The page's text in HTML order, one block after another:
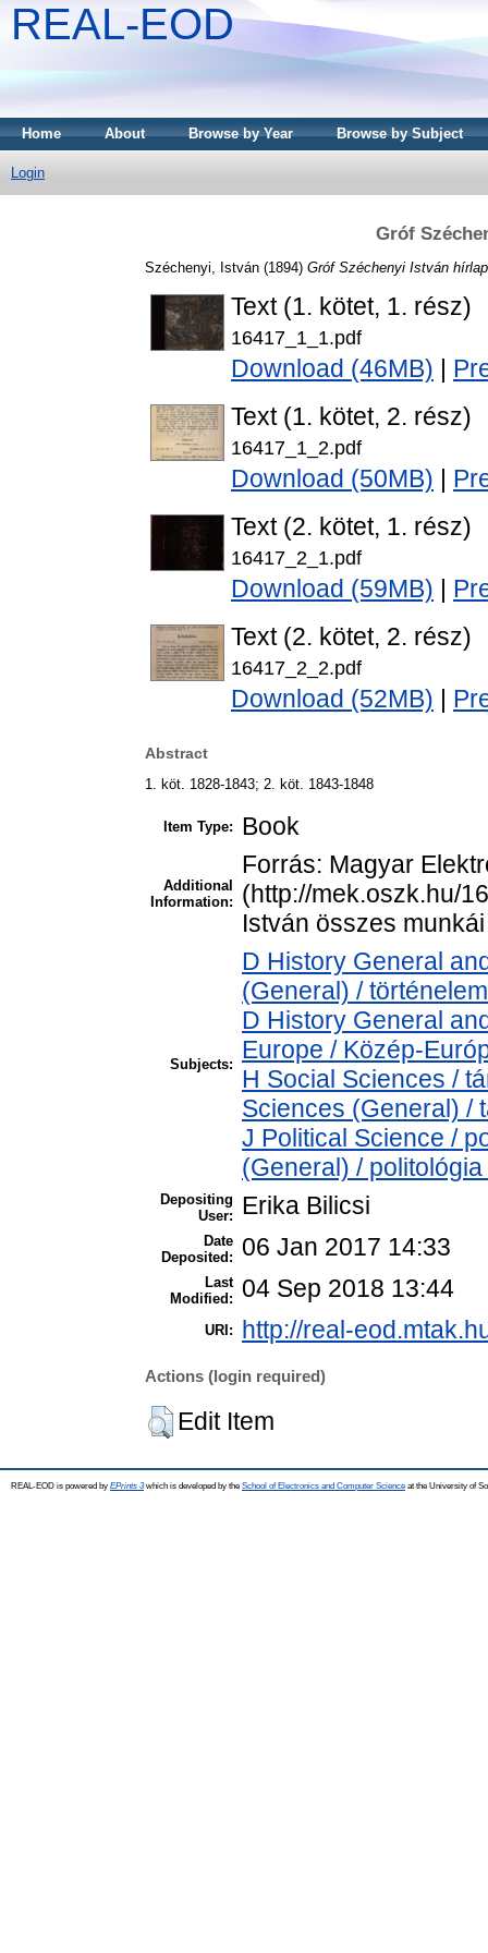
REAL-EOD
Home About Browse by Year Browse by Subject
Login
Gróf
Széchenyi, István (1894) Gróf Széchenyi István
Text (1. kötet, 1. rész)
16417_1_1.pdf
Download (46MB)
Text (1. kötet, 2. rész)
16417_1_2.pdf
Download (50MB)
Text (2. kötet, 1. rész)
16417_2_1.pdf
Download (59MB)
Text (2. kötet, 2. rész)
16417_2_2.pdf
Download (52MB)
Abstract
1. köt. 1828-1843; 2. köt. 1843-1848
Item Type: Book
Additional
Information:
Forrás: Magyar
(http://mek.oszk.hu/
István összes
Subjects:
D History General
(General) /
D History General
Europe / Közép-
H Social Sciences /
Sciences (General) /
J Political Science /
(General) /
Depositing
User:
Erika Bilicsi
Date
Deposited:
06 Jan 2017 14:33
Last
Modified:
04 Sep 2018 13:44
URI: http://real-
Actions (login required)
Edit Item
REAL-EOD is powered by EPrints 3which is developed by the School of Electronics and Computer Science at the University of